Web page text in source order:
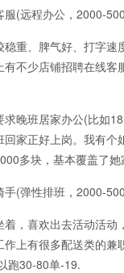
(远程办公，2000-
重、脾气好、打字速
有不少店铺招聘在线客
晚班居家办公(比如
家正好上岗。我有个
多块，基本覆盖了她
(弹性排班，2000-
，喜欢出去活动活动
上有很多配送类的兼
跑30-80单-19.